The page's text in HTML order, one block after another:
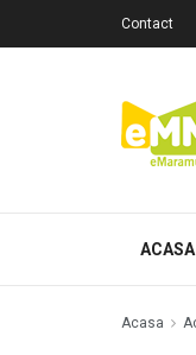
Contact
ACASA
Acasa